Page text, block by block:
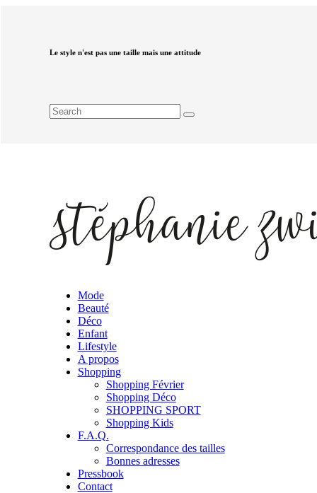
Le style n'est pas une taille mais une attitude
Mode
Beauté
Déco
Enfant
Lifestyle
A propos
Shopping
Shopping Février
Shopping Déco
SHOPPING SPORT
Shopping Kids
F.A.Q.
Correspondance des tailles
Bonnes adresses
Pressbook
Contact